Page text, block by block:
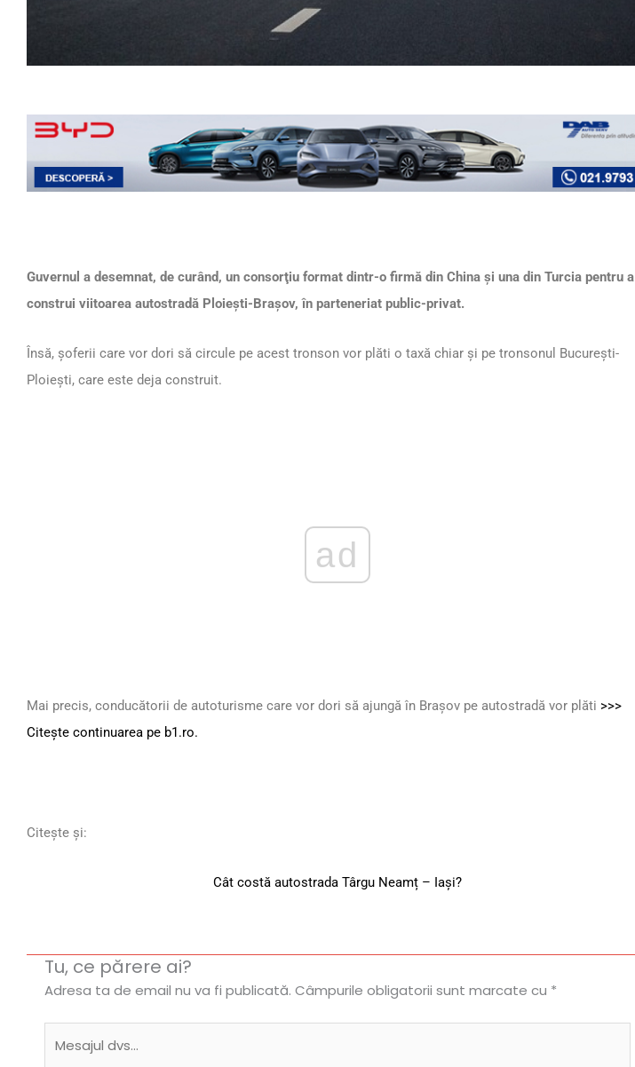
Guvernul a desemnat, de curând, un consorţiu format dintr-o firmă din China şi una din Turcia pentru a
construi viitoarea autostradă Ploieşti-Braşov, în parteneriat public-privat.
Însă, șoferii care vor dori să circule pe acest tronson vor plăti o taxă chiar şi pe tronsonul Bucureşti-
Ploieşti, care este deja construit.
ad
Mai precis, conducătorii de autoturisme care vor dori să ajungă în Braşov pe autostradă vor plăti >>>
Citește continuarea pe b1.ro.
Citește și:
Cât costă autostrada Târgu Neamț – Iași?
Tu, ce părere ai?
Adresa ta de email nu va fi publicată. Câmpurile obligatorii sunt marcate cu *